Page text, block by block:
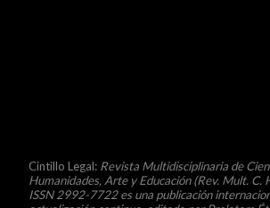
Cintillo Legal: Revista Multidisciplinaria de
Humanidades, Arte y Educación(Rev. Mult. C.
ISSN 2992-7722 es una publicación